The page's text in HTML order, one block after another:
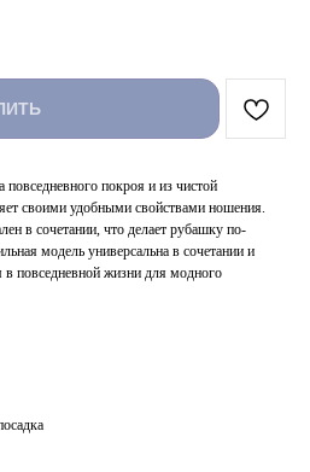
покроя и из чистой
своими удобными свойствами ношения.
в сочетании, что делает рубашку по-
модель универсальна в сочетании и
повседневной жизни для модного